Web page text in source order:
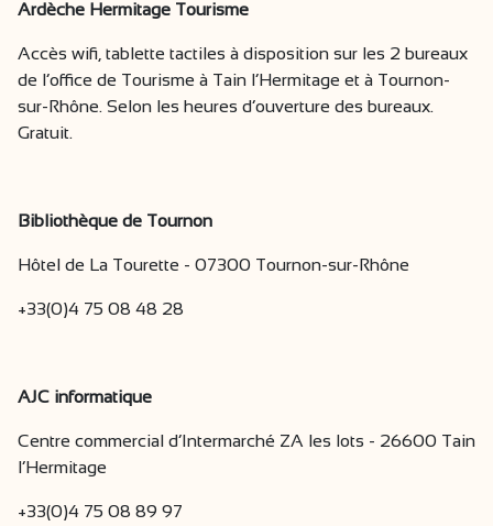
Ardèche Hermitage Tourisme
Accès wifi, tablette tactiles à disposition sur les 2 bureaux
de l’office de Tourisme à Tain l’Hermitage et à Tournon-
sur-Rhône. Selon les heures d’ouverture des bureaux.
Gratuit.
Bibliothèque de Tournon
Hôtel de La Tourette - 07300 Tournon-sur-Rhône
+33(0)4 75 08 48 28
AJC informatique
Centre commercial d’Intermarché ZA les lots - 26600 Tain
l’Hermitage
+33(0)4 75 08 89 97